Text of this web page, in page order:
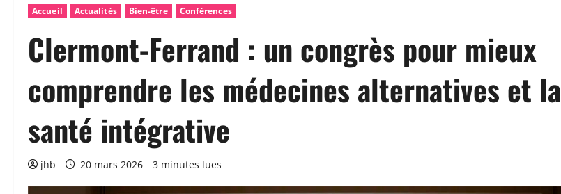
Accueil Actualités Bien-être Conférences
Clermont-Ferrand : un congrès pour mieux
comprendre les médecines alternatives et la
santé intégrative
jhb 20 mars 2026 3 minutes lues